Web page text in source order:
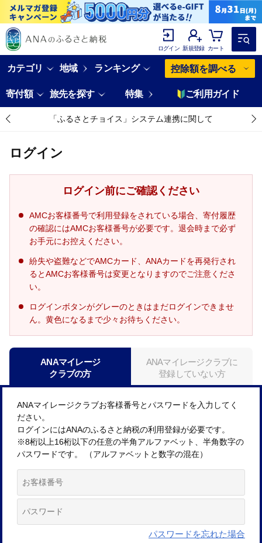
ログイン 新規登録 カート
カテゴリ 地域 ランキング 控除額を調べる
寄付額 旅先を探す 特集 ご利用ガイド
「ふるさとチョイス」システム連携に関して
ログイン
ログイン前にご確認ください
AMCお客様番号で利用登録をされている場合、寄付履歴
の確認にはAMCお客様番号が必要です。退会時まで必ず
お手元にお控えください。
紛失や盗難などでAMCカード、ANAカードを再発行され
るとAMCお客様番号は変更となりますのでご注意くださ
い。
ログインボタンがグレーのときはまだログインできませ
ん。黄色になるまで少々お待ちください。
ANAマイレージ
クラブの方
ANAマイレージクラブに
登録していない方
ANAマイレージクラブお客様番号とパスワードを入力してく
ださい。
ログインにはANAのふるさと納税の利用登録が必要です。
※8桁以上16桁以下の任意の半角アルファベット、半角数字の
パスワードです。 （アルファベットと数字の混在）
パスワードを忘れた場合